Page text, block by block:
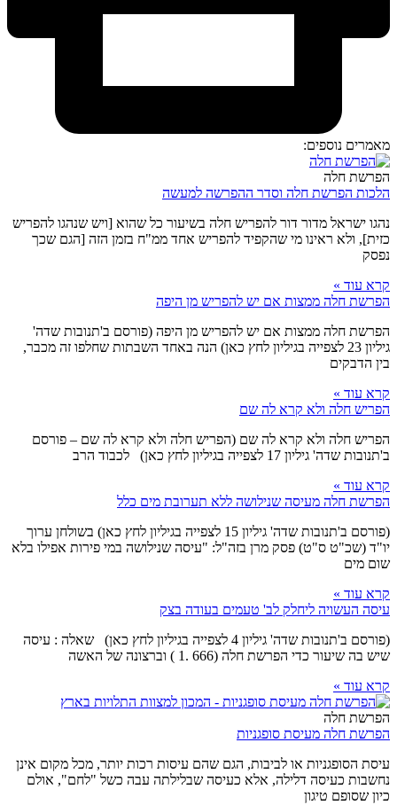
מאמרים נוספים:
הפרשת חלה
הלכות הפרשת חלה וסדר ההפרשה למעשה
נהגו ישראל מדור דור להפריש חלה בשיעור כל שהוא [ויש שנהגו להפריש
כזית], ולא ראינו מי שהקפיד להפריש אחד ממ"ח בזמן הזה [הגם שכך
נפסק
קרא עוד »
הפרשת חלה ממצות אם יש להפריש מן היפה
הפרשת חלה ממצות אם יש להפריש מן היפה (פורסם ב'תנובות שדה'
גיליון 23 לצפייה בגיליון לחץ כאן) הנה באחד השבתות שחלפו זה מכבר,
בין הדבקים
קרא עוד »
הפריש חלה ולא קרא לה שם
הפריש חלה ולא קרא לה שם (הפריש חלה ולא קרא לה שם – פורסם
ב'תנובות שדה' גיליון 17 לצפייה בגיליון לחץ כאן) לכבוד הרב
קרא עוד »
הפרשת חלה מעיסה שנילושה ללא תערובת מים כלל
(פורסם ב'תנובות שדה' גיליון 15 לצפייה בגיליון לחץ כאן) בשולחן ערוך
יו"ד (שכ"ט ס"ט) פסק מרן בזה"ל: "עיסה שנילושה במי פירות אפילו בלא
שום מים
קרא עוד »
עיסה העשויה ליחלק לב' טעמים בעודה בצק
(פורסם ב'תנובות שדה' גיליון 4 לצפייה בגיליון לחץ כאן) שאלה : עיסה
שיש בה שיעור כדי הפרשת חלה (666 .1 ) וברצונה של האשה
קרא עוד »
הפרשת חלה
הפרשת חלה מעיסת סופגניות
עיסת הסופגניות או לביבות, הגם שהם עיסות רכות יותר, מכל מקום אינן
נחשבות כעיסה דלילה, אלא כעיסה שבלילתה עבה כשל "לחם", אולם
כיון שסופם טיגון